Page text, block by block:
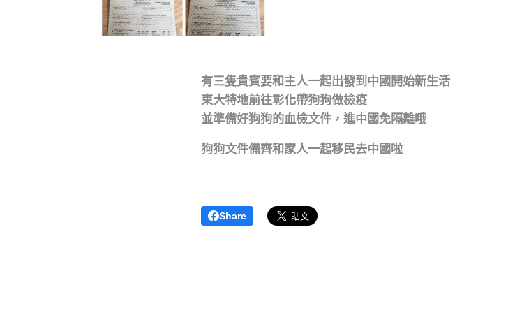
有三隻貴賓要和主人一起出發到中國開始新生活
東大特地前往彰化帶狗狗做檢疫
並準備好狗狗的血檢文件，進中國免隔離哦
狗狗文件備齊和家人一起移民去中國啦
Share